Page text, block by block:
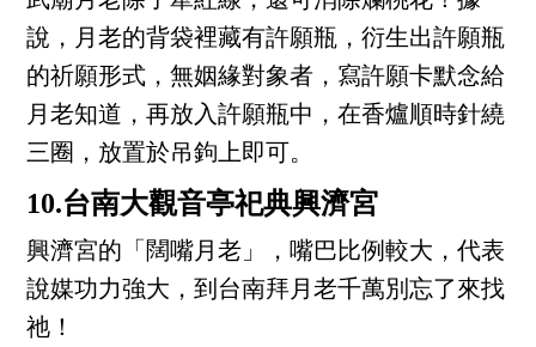
說，月老的背袋裡藏有許願瓶，衍生出許願瓶
的祈願形式，無姻緣對象者，寫許願卡默念給
月老知道，再放入許願瓶中，在香爐順時針繞
三圈，放置於吊鉤上即可。
10.台南大觀音亭祀典興濟宮
興濟宮的「闊嘴月老」，嘴巴比例較大，代表
說媒功力強大，到台南拜月老千萬別忘了來找
祂！